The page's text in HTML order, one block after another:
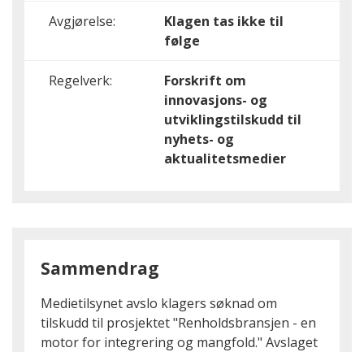
Avgjørelse:
Klagen tas ikke til
følge
Regelverk:
Forskrift om
innovasjons- og
utviklingstilskudd til
nyhets- og
aktualitetsmedier
Sammendrag
Medietilsynet avslo klagers søknad om
tilskudd til prosjektet "Renholdsbransjen - en
motor for integrering og mangfold." Avslaget